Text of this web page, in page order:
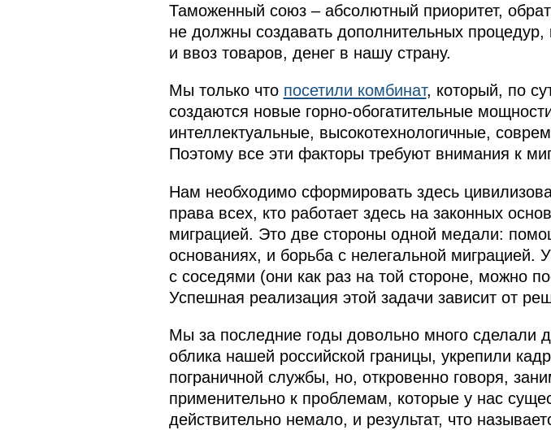
Таможенный союз – абсолютный приоритет,
не должны создавать дополнительных
и ввоз товаров, денег в нашу страну.
Мы только что посетили комбинат, который, по
создаются новые горно-обогатительные
интеллектуальные, высокотехнологичные,
Поэтому все эти факторы требуют внимания к
Нам необходимо сформировать здесь
права всех, кто работает здесь на законных
миграцией. Это две стороны одной медали:
основаниях, и борьба с нелегальной миграцией.
с соседями (они как раз на той стороне, можно
Успешная реализация этой задачи зависит от
Мы за последние годы довольно много сделали
облика нашей российской границы, укрепили
пограничной службы, но, откровенно говоря,
применительно к проблемам, которые у нас
действительно немало, и результат, что